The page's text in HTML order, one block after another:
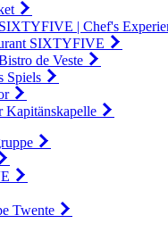
| Chef's
SIXTYFIVE
de Veste
Spiels
Kapitänskapelle
Twente